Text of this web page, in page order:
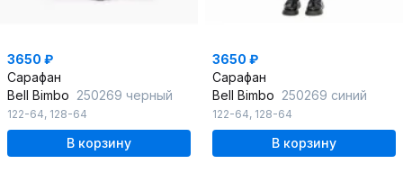
3650 ₽
Сарафан
Bell Bimbo 250269 черный
122-64, 128-64
В корзину
3650 ₽
Сарафан
Bell Bimbo 250269 синий
122-64, 128-64
В корзину